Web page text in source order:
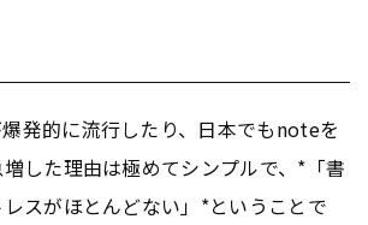
発的に流行したり、日本でもnoteを
した理由は極めてシンプルで、*「書
スがほとんどない」*ということで